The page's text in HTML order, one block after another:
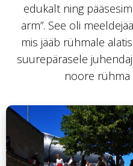
edukalt ning
arm”. See oli
mis jääb rühmale
suurepärasele
noore